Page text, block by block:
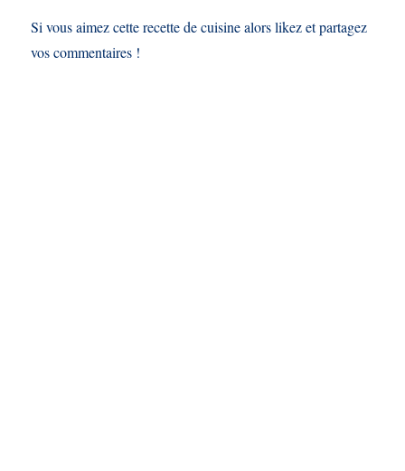
Si vous aimez cette recette de cuisine alors likez et partagez
vos commentaires !